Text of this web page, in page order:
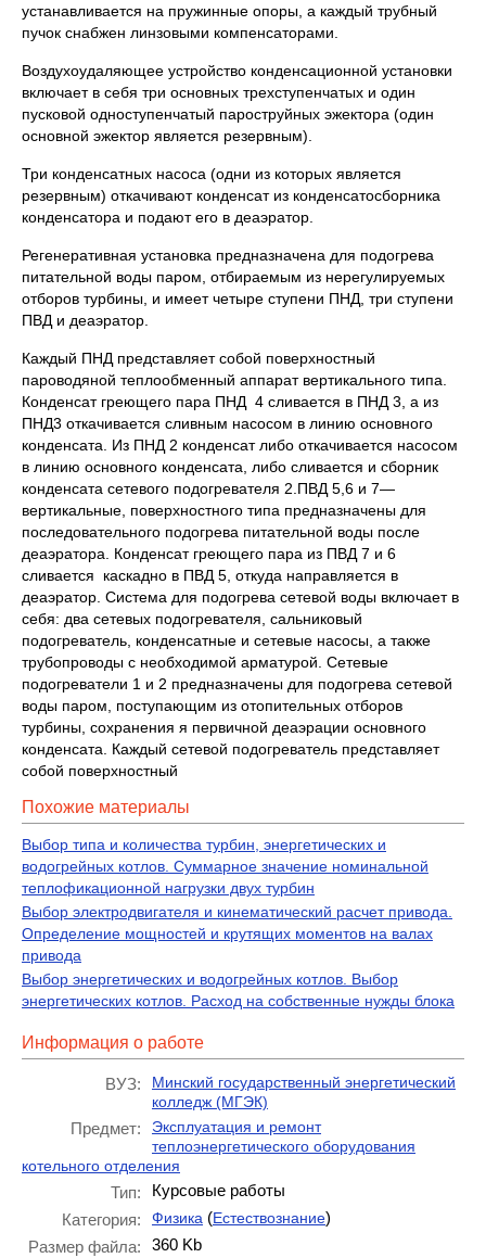
устанавливается на пружинные опоры, а каждый трубный
пучок снабжен линзовыми компенсаторами.
Воздухоудаляющее устройство конденсационной установки
включает в себя три основных трехступенчатых и один
пусковой одноступенчатый пароструйных эжектора (один
основной эжектор является резервным).
Три конденсатных насоса (одни из которых является
резервным) откачивают конденсат из конденсатосборника
конденсатора и подают его в деаэратор.
Регенеративная установка предназначена для подогрева
питательной воды паром, отбираемым из нерегулируемых
отборов турбины, и имеет четыре ступени ПНД, три ступени
ПВД и деаэратор.
Каждый ПНД представляет собой поверхностный
пароводяной теплообменный аппарат вертикального типа.
Конденсат греющего пара ПНД 4 сливается в ПНД 3, а из
ПНД3 откачивается сливным насосом в линию основного
конденсата. Из ПНД 2 конденсат либо откачивается насосом
в линию основного конденсата, либо сливается и сборник
конденсата сетевого подогревателя 2.ПВД 5,6 и 7—
вертикальные, поверхностного типа предназначены для
последовательного подогрева питательной воды после
деаэратора. Конденсат греющего пара из ПВД 7 и 6
сливается каскадно в ПВД 5, откуда направляется в
деаэратор. Система для подогрева сетевой воды включает в
себя: два сетевых подогревателя, сальниковый
подогреватель, конденсатные и сетевые насосы, а также
трубопроводы с необходимой арматурой. Сетевые
подогреватели 1 и 2 предназначены для подогрева сетевой
воды паром, поступающим из отопительных отборов
турбины, сохранения я первичной деаэрации основного
конденсата. Каждый сетевой подогреватель представляет
собой поверхностный
Похожие материалы
Выбор типа и количества турбин, энергетических и
водогрейных котлов. Суммарное значение номинальной
теплофикационной нагрузки двух турбин
Выбор электродвигателя и кинематический расчет привода.
Определение мощностей и крутящих моментов на валах
привода
Выбор энергетических и водогрейных котлов. Выбор
энергетических котлов. Расход на собственные нужды блока
Информация о работе
ВУЗ:
Минский государственный энергетический
колледж (МГЭК)
Предмет:
Эксплуатация и ремонт
теплоэнергетического оборудования
котельного отделения
Тип:
Курсовые работы
Категория:
Физика (Естествознание)
Размер файла:
360 Kb